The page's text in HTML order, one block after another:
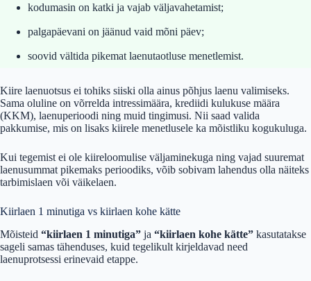
kodumasin on katki ja vajab väljavahetamist;
palgapäevani on jäänud vaid mõni päev;
soovid vältida pikemat laenutaotluse menetlemist.
Kiire laenuotsus ei tohiks siiski olla ainus põhjus laenu valimiseks.
Sama oluline on võrrelda intressimäära, krediidi kulukuse määra
(KKM), laenuperioodi ning muid tingimusi. Nii saad valida
pakkumise, mis on lisaks kiirele menetlusele ka mõistliku kogukuluga.
Kui tegemist ei ole kiireloomulise väljaminekuga ning vajad suuremat
laenusummat pikemaks perioodiks, võib sobivam lahendus olla näiteks
tarbimislaen või väikelaen.
Kiirlaen 1 minutiga vs kiirlaen kohe kätte
Mõisteid “kiirlaen 1 minutiga” ja “kiirlaen kohe kätte” kasutatakse
sageli samas tähenduses, kuid tegelikult kirjeldavad need
laenuprotsessi erinevaid etappe.